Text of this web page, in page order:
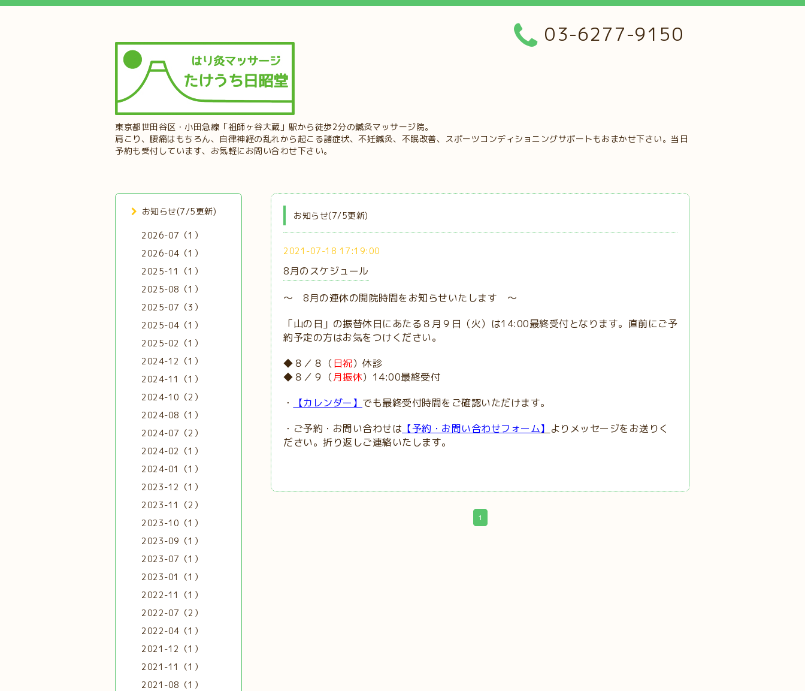
東京都世田谷区・小田急線「祖師ヶ谷大蔵」駅から徒歩2分の鍼灸マッサージ院。
肩こり、腰痛はもちろん、自律神経の乱れから起こる諸症状、不妊鍼灸、不眠改善、スポーツコンディショニングサポートもおまかせ下さい。当日
予約も受付しています、お気軽にお問い合わせ下さい。
03-6277-9150
お知らせ(7/5更新)
2021-07-18 17:19:00
8月のスケジュール
～ 8月の連休の開院時間をお知らせいたします ～
「山の日」の振替休日にあたる８月９日（火）は14:00最終受付となります。直前にご予
約予定の方はお気をつけください。
◆８／８（日祝）休診
◆８／９（月振休）14:00最終受付
・
【カレンダー】 でも最終受付時間をご確認いただけます。
・ご予約・お問い合わせは 【予約・お問い合わせフォーム】 よりメッセージをお送りく
ださい。折り返しご連絡いたします。
1
お知らせ(7/5更新)
2026-07（1）
2026-04（1）
2025-11（1）
2025-08（1）
2025-07（3）
2025-04（1）
2025-02（1）
2024-12（1）
2024-11（1）
2024-10（2）
2024-08（1）
2024-07（2）
2024-02（1）
2024-01（1）
2023-12（1）
2023-11（2）
2023-10（1）
2023-09（1）
2023-07（1）
2023-01（1）
2022-11（1）
2022-07（2）
2022-04（1）
2021-12（1）
2021-11（1）
2021-08（1）